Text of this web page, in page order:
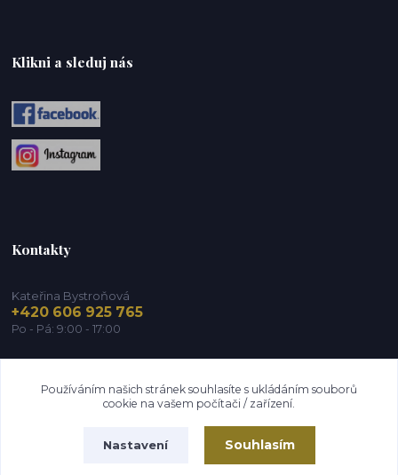
Klikni a sleduj nás
Kontakty
Kateřina Bystroňová
+420 606 925 765
Po - Pá: 9:00 - 17:00
Používáním našich stránek souhlasíte s ukládáním souborů
cookie na vašem počítači / zařízení.
Nastavení Souhlasím